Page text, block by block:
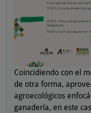
Coincidiendo con el
de otra forma,
agroecológicos
ganadería, en este